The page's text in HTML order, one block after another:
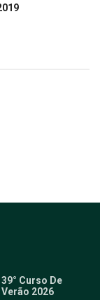
39° Curso De
Verão 2026